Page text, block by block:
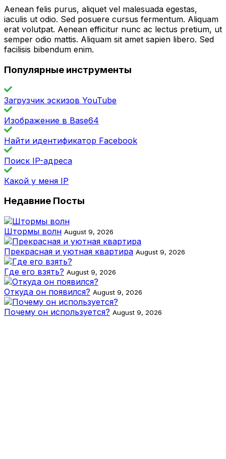
Aenean felis purus, aliquet vel malesuada egestas,
iaculis ut odio. Sed posuere cursus fermentum. Aliquam
erat volutpat. Aenean efficitur nunc ac lectus pretium, ut
semper odio mattis. Aliquam sit amet sapien libero. Sed
facilisis bibendum enim.
Популярные инструменты
Загрузчик эскизов YouTube
Изображение в Base64
Найти идентификатор Facebook
Поиск IP-адреса
Какой у меня IP
Недавние Посты
Штормы волн August 9, 2026
Прекрасная и уютная квартира August 9, 2026
Где его взять? August 9, 2026
Откуда он появился? August 9, 2026
Почему он используется? August 9, 2026